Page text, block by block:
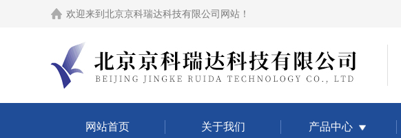
欢迎来到 北京京科瑞达科技有限公司网站 ！
网站首页 关于我们 产品中心